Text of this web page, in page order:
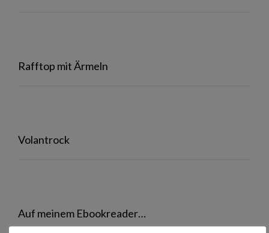
Rafftop mit Ärmeln
Volantrock
Auf meinem Ebookreader…